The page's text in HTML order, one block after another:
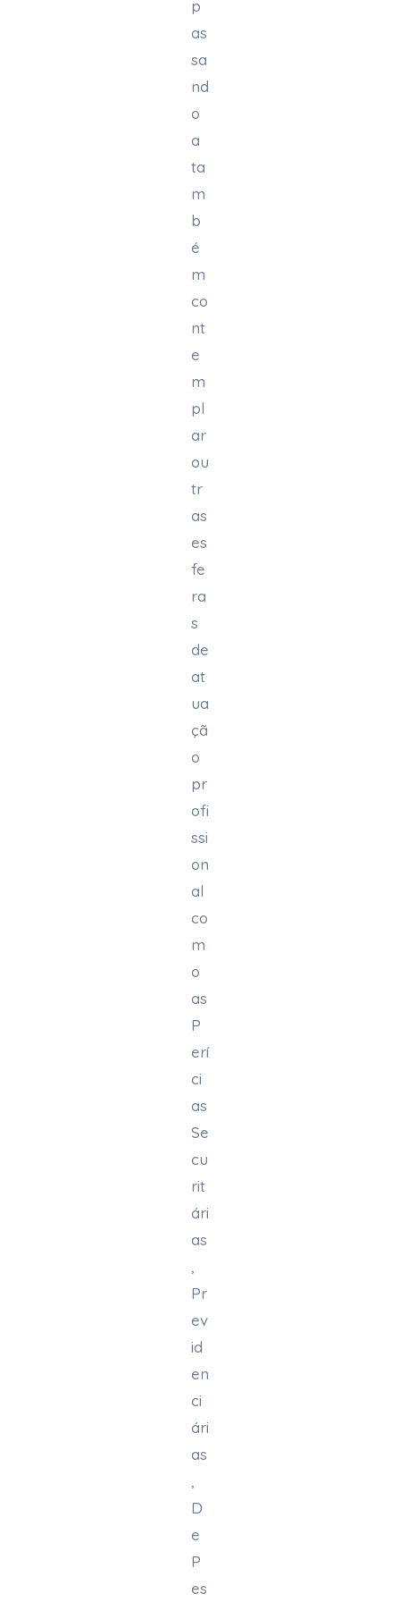
p
as
sa
nd
o
a
ta
m
b
é
m
co
nt
e
m
pl
ar
ou
tr
as
es
fe
ra
s
de
at
ua
çã
o
pr
ofi
ssi
on
al
co
m
o
as
P
erí
ci
as
Se
cu
rit
ári
as
,
Pr
ev
id
en
ci
ári
as
,
D
e
P
es